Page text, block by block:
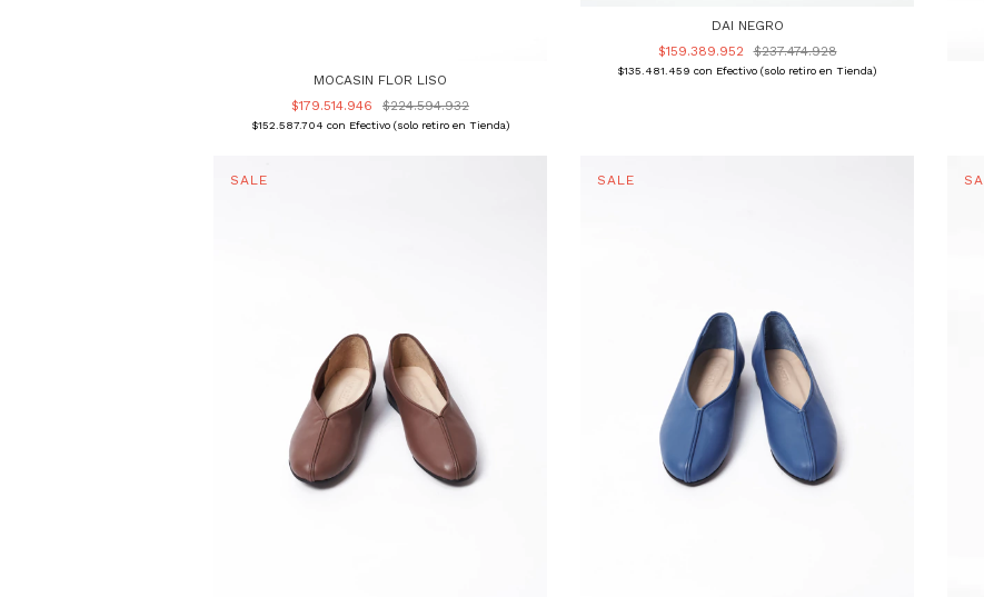
MOCASIN FLOR LISO
$179.514.946
$224.594.932
$152.587.704 con Efectivo (solo retiro en Tienda)
DAI NEGRO
$159.389.952
$237.474.928
$135.481.459 con Efectivo (solo retiro en Tienda)